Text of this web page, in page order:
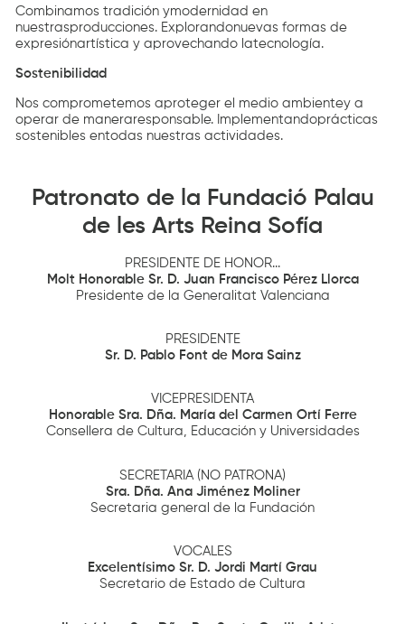
Combinamos tradición ymodernidad en
nuestrasproducciones. Explorandonuevas formas de
expresiónartística y aprovechando latecnología.
Sostenibilidad
Nos comprometemos aproteger el medio ambientey a
operar de maneraresponsable. Implementandoprácticas
sostenibles entodas nuestras actividades.
Patronato de la Fundació Palau
de les Arts Reina Sofía
PRESIDENTE DE HONOR...
Molt Honorable Sr. D. Juan Francisco Pérez Llorca
Presidente de la Generalitat Valenciana
PRESIDENTE
Sr. D. Pablo Font de Mora Sainz
VICEPRESIDENTA
Honorable Sra. Dña. María del Carmen Ortí Ferre
Consellera de Cultura, Educación y Universidades
SECRETARIA (NO PATRONA)
Sra. Dña. Ana Jiménez Moliner
Secretaria general de la Fundación
VOCALES
Excelentísimo Sr. D. Jordi Martí Grau
Secretario de Estado de Cultura